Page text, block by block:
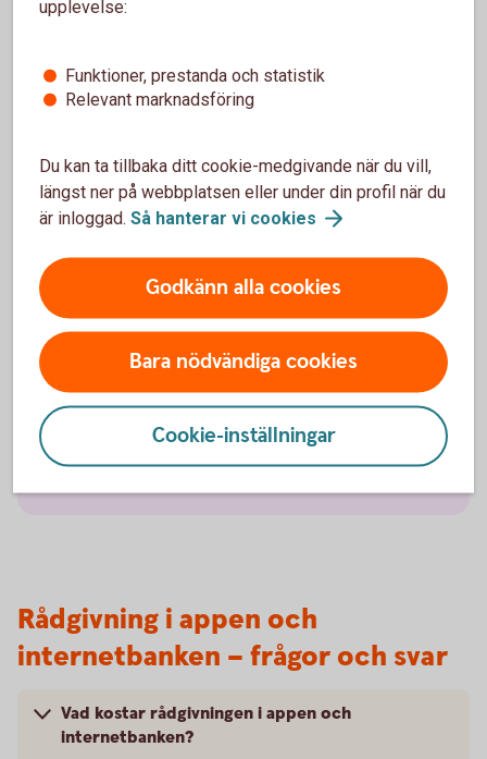
Närma dig dina drömmar
Med rådgivningen vill vi hjälpa dig komma igång med
ett sparande som gör att du kommer närmare dina
mål. Ett sparande med så hög avkastning som
möjligt utifrån dina förutsättningar:
Dina ekonomiska förutsättningar
Rådgivning i appen och
internetbanken – frågor och svar
Vad kostar rådgivningen i appen och
internetbanken?
upplevelse:
Funktioner, prestanda och statistik
Relevant marknadsföring
Du kan ta tillbaka ditt cookie-medgivande när du vill,
längst ner på webbplatsen eller under din profil när du
är inloggad. Så hanterar vi cookies
Godkänn alla cookies
Bara nödvändiga cookies
Cookie-inställningar